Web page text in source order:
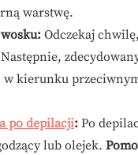
warstwę.
Odczekaj
w kierunku
po depilacji: Po
lub olejek.